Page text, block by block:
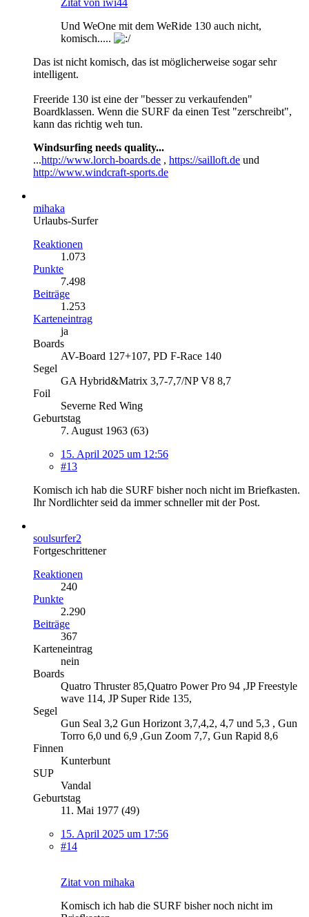
Und WeOne mit dem WeRide 130 auch nicht,
komisch.....
Das ist nicht komisch, das ist möglicherweise sogar sehr
intelligent.
Freeride 130 ist eine der "besser zu verkaufenden"
Boardklassen. Wenn die SURF da einen Test "zerschreibt",
kann das richtig weh tun.
Windsurfing needs quality...
...http://www.lorch-boards.de , https://sailloft.de und
http://www.windcraft-sports.de
mihaka
Urlaubs-Surfer
Reaktionen
1.073
Punkte
7.498
Beiträge
1.253
Karteneintrag
ja
Boards
AV-Board 127+107, PD F-Race 140
Segel
GA Hybrid&Matrix 3,7-7,7/NP V8 8,7
Foil
Severne Red Wing
Geburtstag
7. August 1963 (63)
15. April 2025 um 12:56
#13
Komisch ich hab die SURF bisher noch nicht im Briefkasten.
Ihr Nordlichter seid da immer schneller mit der Post.
soulsurfer2
Fortgeschrittener
Reaktionen
240
Punkte
2.290
Beiträge
367
Karteneintrag
nein
Boards
Quatro Thruster 85,Quatro Power Pro 94 ,JP Freestyle
wave 114, JP Super Ride 135,
Segel
Gun Seal 3,2 Gun Horizont 3,7,4,2, 4,7 und 5,3 , Gun
Torro 6,0 und 6,9 ,Gun Zoom 7,7, Gun Rapid 8,6
Finnen
Kunterbunt
SUP
Vandal
Geburtstag
11. Mai 1977 (49)
15. April 2025 um 17:56
#14
Zitat von mihaka
Komisch ich hab die SURF bisher noch nicht im